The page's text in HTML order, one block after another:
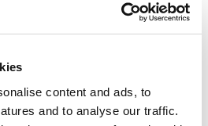
content and ads, to
and to analyse our traffic.
„Es ist entmutigend zu sehen,
es vor zwei Wochen auf den
ließ, viele der API-Schlüssel
Geheimnissen offengelegt
zeigt, umfasst dies ein